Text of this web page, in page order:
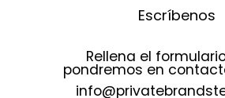
Escríbenos
Rellena el
pondremos en